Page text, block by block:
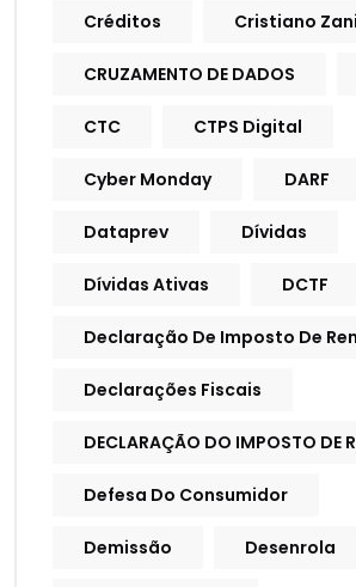
Créditos Cristiano
CRUZAMENTO DE DADOS
CTC CTPS Digital
Cyber Monday DARF
Dataprev Dívidas
Dívidas Ativas DCTF
Declaração De Imposto De
Declarações Fiscais
DECLARAÇÃO DO IMPOSTO DE
Defesa Do Consumidor
Demissão Desenrola